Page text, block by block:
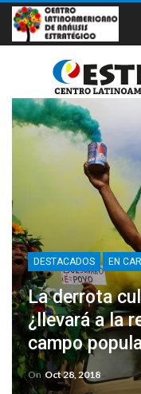
DESTACADOS EN
La derrota
¿llevará a la
campo
On Oct 28, 2018